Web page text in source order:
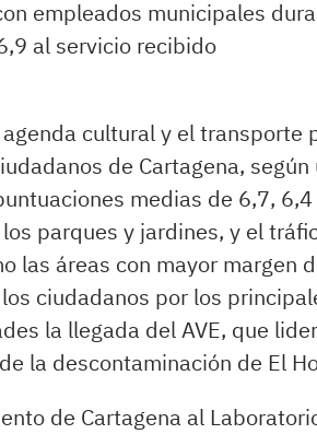
empleados municipales
al servicio recibido
cultural y el transporte
de Cartagena, según
medias de 6,7,
parques y jardines, y el
las áreas con mayor margen
ciudadanos por los
la llegada del AVE, que
la descontaminación de El
de Cartagena al